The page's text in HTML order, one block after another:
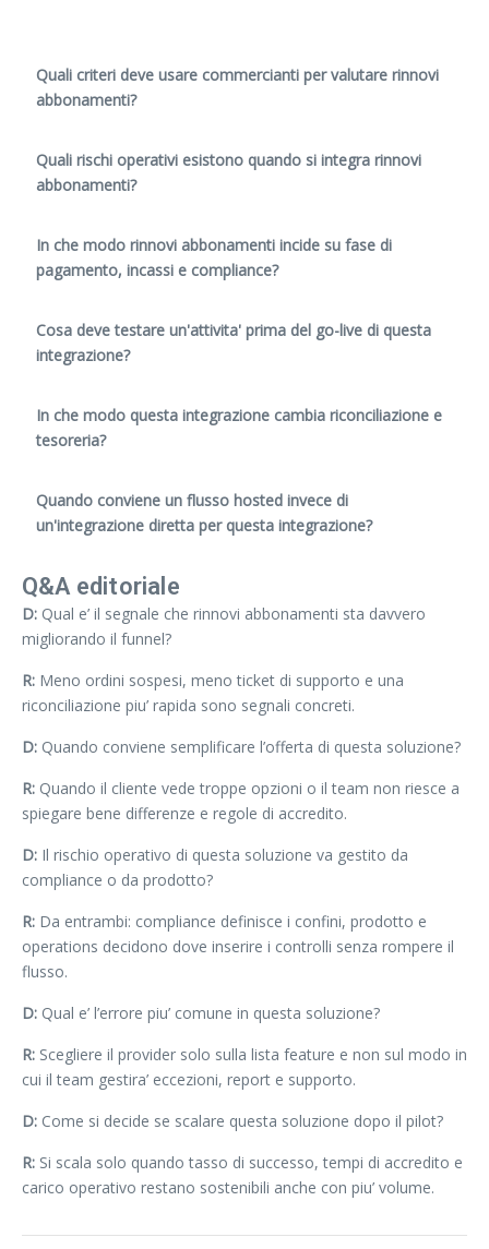
Quali criteri deve usare commercianti per valutare rinnovi
abbonamenti?
Quali rischi operativi esistono quando si integra rinnovi
abbonamenti?
In che modo rinnovi abbonamenti incide su fase di
pagamento, incassi e compliance?
Cosa deve testare un'attivita' prima del go-live di questa
integrazione?
In che modo questa integrazione cambia riconciliazione e
tesoreria?
Quando conviene un flusso hosted invece di
un'integrazione diretta per questa integrazione?
Q&A editoriale
D: Qual e’ il segnale che rinnovi abbonamenti sta davvero
migliorando il funnel?
R: Meno ordini sospesi, meno ticket di supporto e una
riconciliazione piu’ rapida sono segnali concreti.
D: Quando conviene semplificare l’offerta di questa soluzione?
R: Quando il cliente vede troppe opzioni o il team non riesce a
spiegare bene differenze e regole di accredito.
D: Il rischio operativo di questa soluzione va gestito da
compliance o da prodotto?
R: Da entrambi: compliance definisce i confini, prodotto e
operations decidono dove inserire i controlli senza rompere il
flusso.
D: Qual e’ l’errore piu’ comune in questa soluzione?
R: Scegliere il provider solo sulla lista feature e non sul modo in
cui il team gestira’ eccezioni, report e supporto.
D: Come si decide se scalare questa soluzione dopo il pilot?
R: Si scala solo quando tasso di successo, tempi di accredito e
carico operativo restano sostenibili anche con piu’ volume.